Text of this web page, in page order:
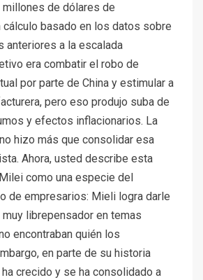
de dólares de
cálculo basado en los datos sobre
anteriores a la escalada
era combatir el robo de
por parte de China y estimular a
pero eso produjo suba de
y efectos inflacionarios. La
hizo más que consolidar esa
Ahora, usted describe esta
como una especie del
de empresarios: Mieli logra darle
librepensador en temas
encontraban quién los
en parte de su historia
ha crecido y se ha consolidado a